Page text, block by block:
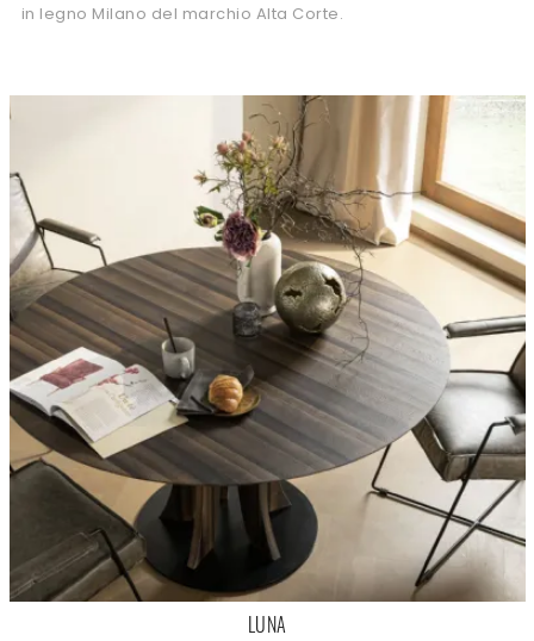
in legno Milano del marchio Alta Corte.
LUNA